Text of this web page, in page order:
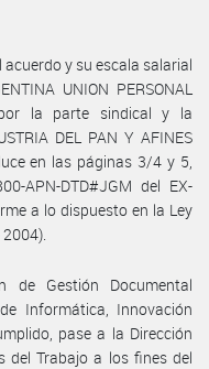
acuerdo y su escala salarial
UNION PERSONAL
por la parte sindical y la
DEL PAN Y AFINES
en las páginas 3/4 y 5,
APN-DTD#JGM del EX-
a lo dispuesto en la Ley
de Gestión Documental
Informática, Innovación
pase a la Dirección
del Trabajo a los fines del